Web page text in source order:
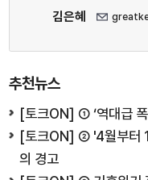
김은혜
추천뉴스
[토크ON] ① ‘역대급
[토크ON] ② '4월부터
의 경고